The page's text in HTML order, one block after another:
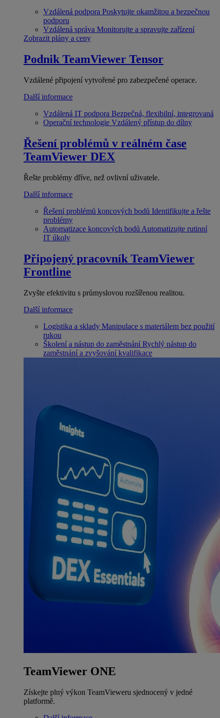
Vzdálená podpora Poskytujte okamžitou a bezpečnou
podporu
Vzdálená správa Monitorujte a spravujte zařízení
Zobrazit plány a ceny
Podnik TeamViewer Tensor
Vzdálené připojení vytvořené pro zabezpečené operace.
Další informace
Vzdálená IT podpora Bezpečná, flexibilní, integrovaná
Operační technologie Vzdálený přístup do dílny
Řešení problémů v reálném čase
TeamViewer DEX
Řešte problémy dříve, než ovlivní uživatele.
Další informace
Řešení problémů koncových bodů Identifikujte a řešte
problémy
Automatizace koncových bodů Automatizujte rutinní
IT úkoly
Připojený pracovník TeamViewer
Frontline
Zvyšte efektivitu s průmyslovou rozšířenou realitou.
Další informace
Logistika a sklady Manipulace s materiálem bez použití
rukou
Školení a nástup do zaměstnání Rychlý nástup do
zaměstnání a zvyšování kvalifikace
TeamViewer ONE
Získejte plný výkon TeamVieweru sjednocený v jedné
platformě.